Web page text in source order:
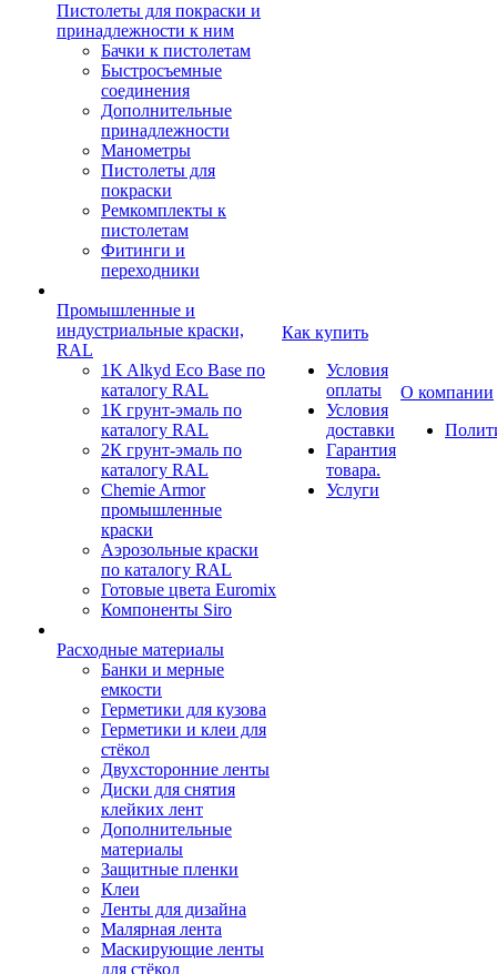
Пистолеты для покраски и
принадлежности к ним
Бачки к пистолетам
Быстросъемные
соединения
Дополнительные
принадлежности
Манометры
Пистолеты для
покраски
Ремкомплекты к
пистолетам
Фитинги и
переходники
Промышленные и
индустриальные краски,
RAL
1K Alkyd Eco Base по
каталогу RAL
1К грунт-эмаль по
каталогу RAL
2К грунт-эмаль по
каталогу RAL
Chemie Armor
промышленные
краски
Аэрозольные краски
по каталогу RAL
Готовые цвета Euromix
Компоненты Siro
Расходные материалы
Банки и мерные
емкости
Герметики для кузова
Герметики и клеи для
стёкол
Двухсторонние ленты
Диски для снятия
клейких лент
Дополнительные
материалы
Защитные пленки
Клеи
Ленты для дизайна
Малярная лента
Маскирующие ленты
для стёкол
Как купить
Условия
оплаты
Условия
доставки
Гарантия
товара.
Услуги
О компании